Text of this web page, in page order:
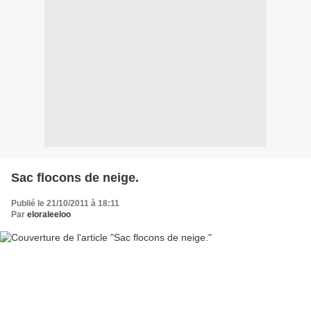
Sac flocons de neige.
Publié le 21/10/2011 à 18:11
Par eloraleeloo